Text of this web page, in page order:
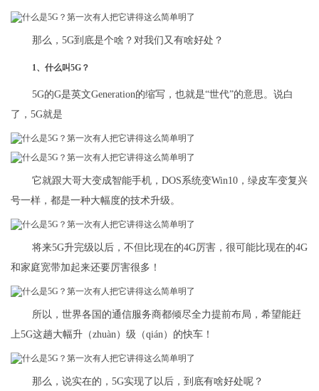
那么，5G到底是个啥？对我们又有啥好处？
1、什么叫5G？
5G的G是英文Generation的缩写，也就是“世代”的意思。说白
了，5G就是
它就跟大哥大变成智能手机，DOS系统变Win10，绿皮车变复兴
号一样，都是一种大幅度的技术升级。
将来5G升完级以后，不但比现在的4G厉害，很可能比现在的4G
和家庭宽带加起来还要厉害很多！
所以，世界各国的通信服务商都倾尽全力提前布局，希望能赶
上5G这趟大幅升（zhuàn）级（qián）的快车！
那么，说实在的，5G实现了以后，到底有啥好处呢？